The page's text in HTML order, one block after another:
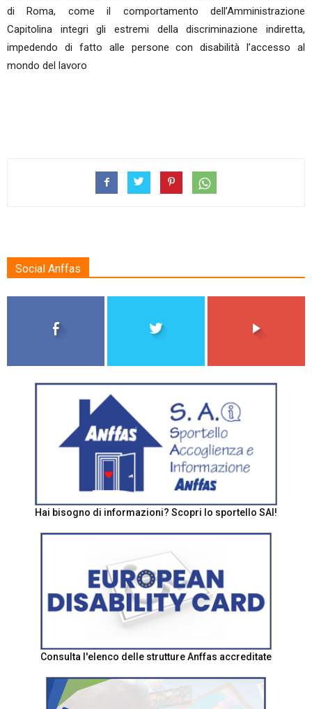
di Roma, come il comportamento dell’Amministrazione
Capitolina integri gli estremi della discriminazione indiretta,
impedendo di fatto alle persone con disabilità l’accesso al
mondo del lavoro
Social Anffas
Hai bisogno di informazioni? Scopri lo sportello SAI!
Consulta l'elenco delle strutture Anffas accreditate